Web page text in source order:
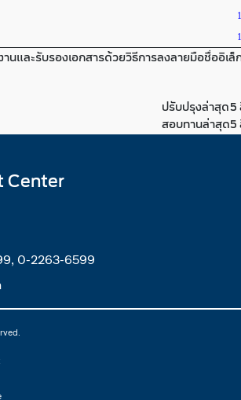
และรับรองเอกสารด้วยวิธีการลงลายมือชื่ออิเ
ปรับปรุงล่าสุด5
สอบทานล่าสุด5
Center
0-2263-6599